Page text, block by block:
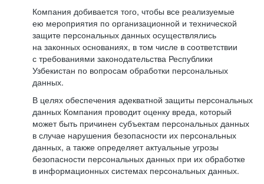
Компания добивается того, чтобы все реализуемые
ею мероприятия по организационной и технической
защите персональных данных осуществлялись
на законных основаниях, в том числе в соответствии
с требованиями законодательства Республики
Узбекистан по вопросам обработки персональных
данных.
В целях обеспечения адекватной защиты персональных
данных Компания проводит оценку вреда, который
может быть причинен субъектам персональных данных
в случае нарушения безопасности их персональных
данных, а также определяет актуальные угрозы
безопасности персональных данных при их обработке
в информационных системах персональных данных.